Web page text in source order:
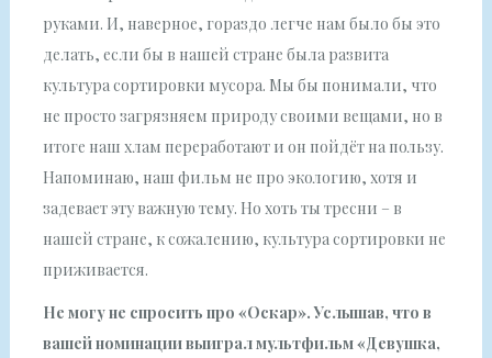
руками. И, наверное, гораздо легче нам было бы это
делать, если бы в нашей стране была развита
культура сортировки мусора. Мы бы понимали, что
не просто загрязняем природу своими вещами, но в
итоге наш хлам переработают и он пойдёт на пользу.
Напоминаю, наш фильм не про экологию, хотя и
задевает эту важную тему. Но хоть ты тресни – в
нашей стране, к сожалению, культура сортировки не
приживается.
Не могу не спросить про «Оскар». Услышав, что в
вашей номинации выиграл мультфильм «Девушка,